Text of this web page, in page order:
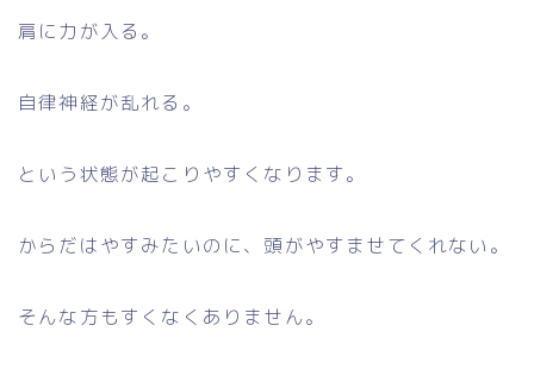
肩に力が入る。
自律神経が乱れる。
という状態が起こりやすくなります。
からだはやすみたいのに、頭がやすませてくれない。
そんな方もすくなくありません。